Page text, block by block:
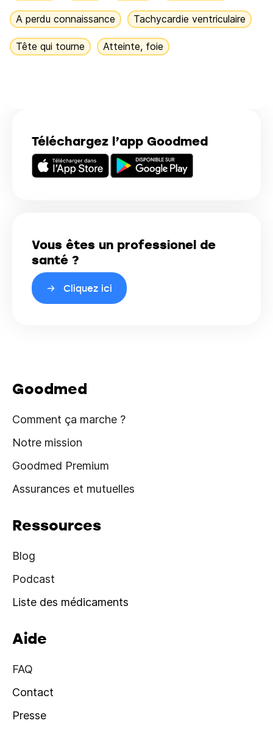
Téléchargez l’app Goodmed
Vous êtes un professionel de
santé ?
Cliquez ici
A perdu connaissance Tachycardie ventriculaire
Tête qui tourne Atteinte, foie
Goodmed
Comment ça marche ?
Notre mission
Goodmed Premium
Assurances et mutuelles
Ressources
Blog
Podcast
Liste des médicaments
Aide
FAQ
Contact
Presse